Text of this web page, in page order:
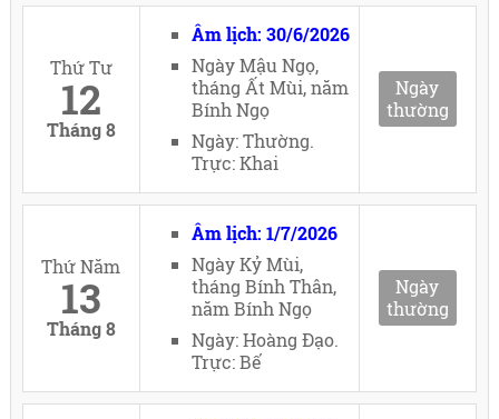
Thứ Tư
12
Tháng 8
Âm lịch: 30/6/2026
Ngày Mậu Ngọ,
tháng Ất Mùi, năm
Bính Ngọ
Ngày: Thường.
Trực: Khai
Ngày
thường
Thứ Năm
13
Tháng 8
Âm lịch: 1/7/2026
Ngày Kỷ Mùi,
tháng Bính Thân,
năm Bính Ngọ
Ngày: Hoàng Đạo.
Trực: Bế
Ngày
thường